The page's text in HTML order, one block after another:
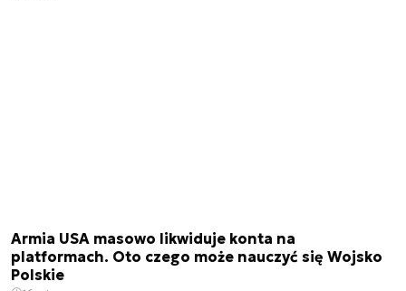
Armia USA masowo likwiduje konta na
platformach. Oto czego może nauczyć się Wojsko
Polskie